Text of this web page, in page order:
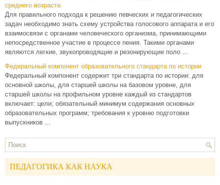
среднего возраста
Для правильного подхода к решению певческих и педагогических
задач необходимо знать схему устройства голосового аппарата и его
взаимосвязи с органами человеческого организма, принимающими
непосредственное участие в процессе пения. Такими органами
являются легкие, звукопроводящие и резонирующие поло ...
Федеральный компонент образовательного стандарта по истории
Федеральный компонент содержит три стандарта по истории: для
основной школы, для старшей школы на базовом уровне, для
старшей школы на профильном уровне каждый из стандартов
включает: цели; обязательный минимум содержания основных
образовательных программ; требования к уровню подготовки
выпускников ...
ПЕДАГОГИКА КАК НАУКА